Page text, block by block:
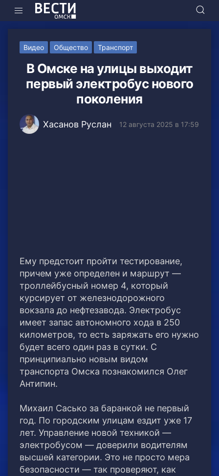
Видео Общество Транспорт
В Омске на улицы выходит
первый электробус нового
поколения
Хасанов Руслан 12 августа 2025 в 17:59
Ему предстоит пройти тестирование,
причем уже определен и маршрут —
троллейбусный номер 4, который
курсирует от железнодорожного
вокзала до нефтезавода. Электробус
имеет запас автономного хода в 250
километров, то есть заряжать его нужно
будет всего один раз в сутки. С
принципиально новым видом
транспорта Омска познакомился Олег
Антипин.
Михаил Сасько за баранкой не первый
год. По городским улицам ездит уже 17
лет. Управление новой техникой —
электробусом — доверили водителям
высшей категории. Это не просто мера
безопасности — так проверяют, как